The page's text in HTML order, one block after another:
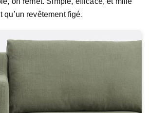
qu’un revêtement figé.